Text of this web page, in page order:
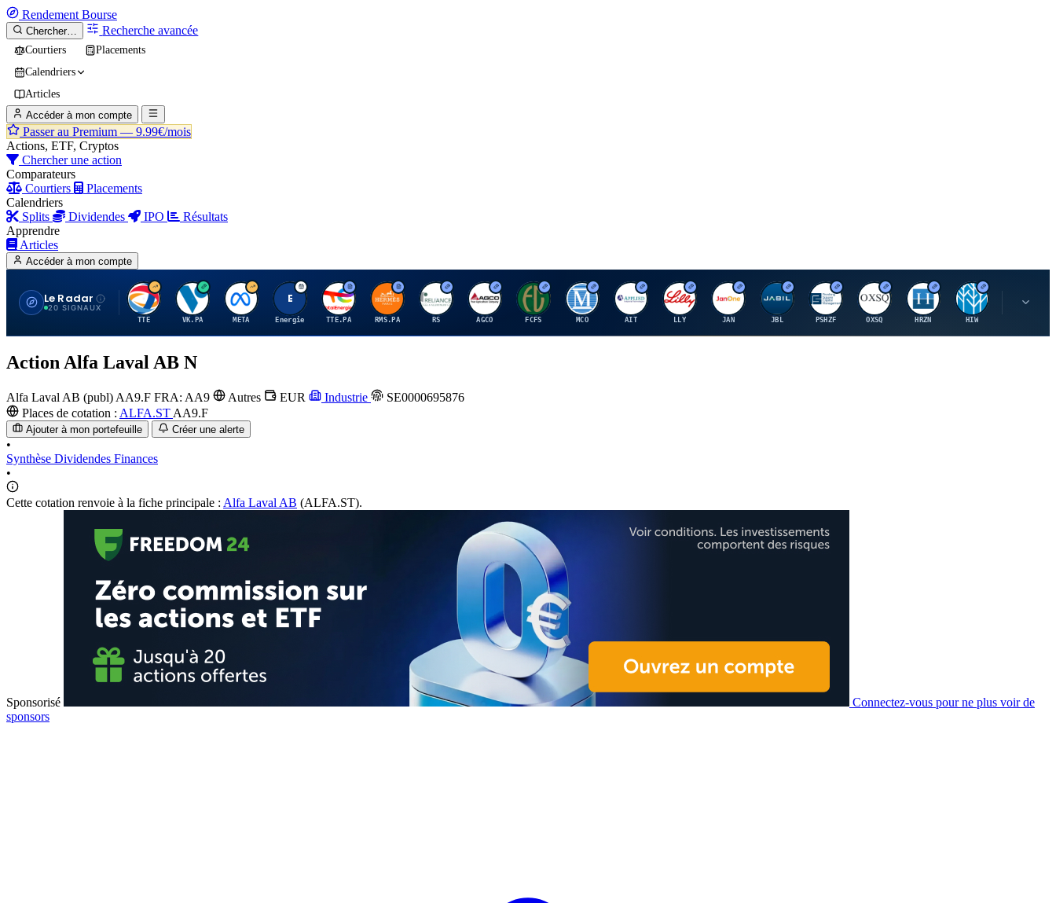
Rendement Bourse
Chercher… Recherche avancée
Courtiers
Placements
Calendriers
Articles
Accéder à mon compte
Passer au Premium — 9.99€/mois
Actions, ETF, Cryptos
Chercher une action
Comparateurs
Courtiers
Placements
Calendriers
Splits
Dividendes IPO
Résultats
Apprendre
Articles
Accéder à mon compte
Le Radar
20 SIGNAUX
T
TTE
V
VK.PA
M
META
E
Energie
T
TTE.PA
H
RMS.PA
R
RS
A
AGCO
F
FCFS
M
MCO
A
AIT
E
LLY
J
JAN
J
JBL
P
PSHZF
O
OXSQ
H
HRZN
H
HIW
U
Action Alfa Laval AB N
Alfa Laval AB (publ) AA9.F FRA: AA9 Autres EUR Industrie
SE0000695876
Places de cotation : ALFA.ST AA9.F
Ajouter à mon portefeuille Créer une alerte
•
Synthèse Dividendes Finances
•
Cette cotation renvoie à la fiche principale : Alfa Laval AB (ALFA.ST).
Sponsorisé
Connectez-vous pour ne plus voir de
sponsors